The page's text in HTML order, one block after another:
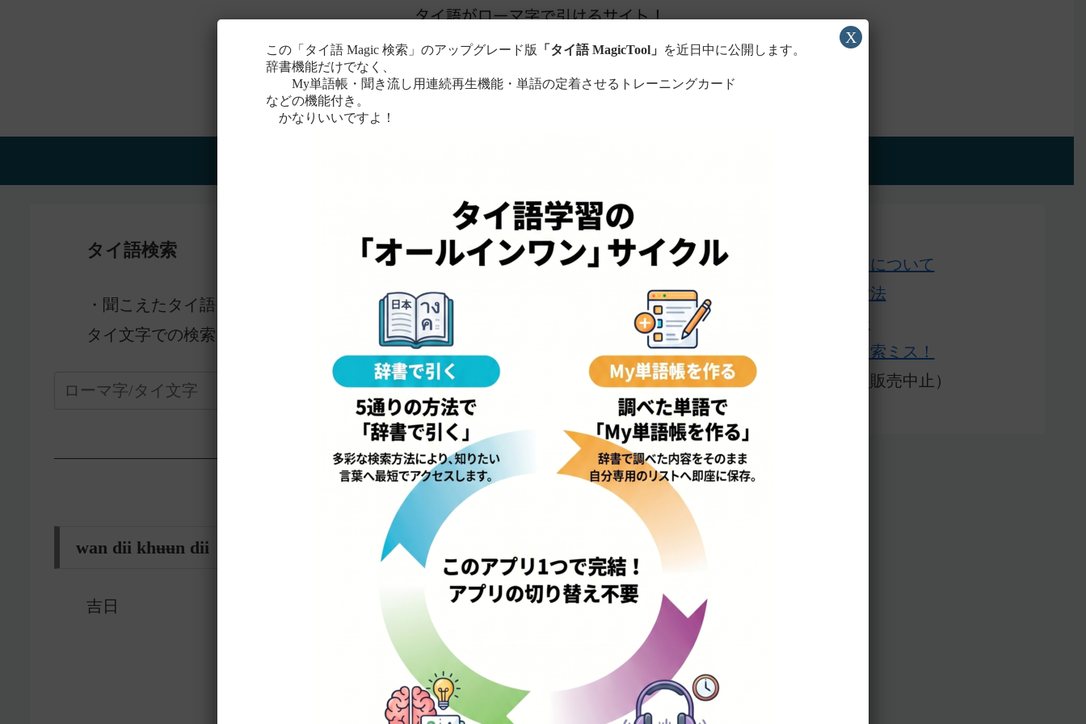
タイ語検索
・聞こえたタイ語を一番近いと
ローマ字に置き換えて検索！
タイ文字での検索も含め、詳しくは
こちら。
—————————————————-
wan dii khʉʉn dii วันดีคืนดี
吉日
このサイトについて
単語の検索法
ローマ字表
よくある検索ミス！
販売中止）
この「タイ語 Magic 検索」のアップグレード版 「タイ語 MagicTool」
を近日中に公開します。
辞書機能だけでなく、
My単語帳・聞き流し用連続再生機能・単語の定着させるトレーニングカード
などの機能付き。
かなりいいですよ！
X